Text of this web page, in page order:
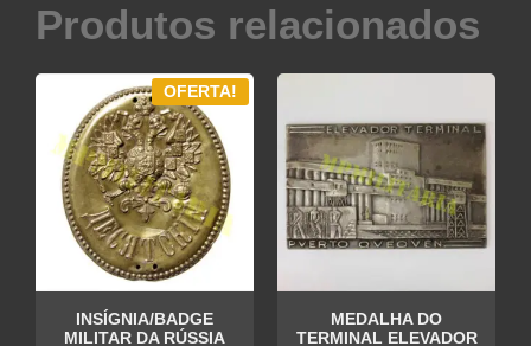
Produtos relacionados
OFERTA!
INSÍGNIA/BADGE
MILITAR DA RÚSSIA
MEDALHA DO
TERMINAL ELEVADOR